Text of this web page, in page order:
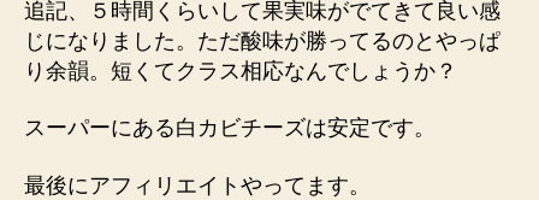
追記、５時間くらいして果実味がでてきて良い感
じになりました。ただ酸味が勝ってるのとやっぱ
り余韻。短くてクラス相応なんでしょうか？
スーパーにある白カビチーズは安定です。
最後にアフィリエイトやってます。